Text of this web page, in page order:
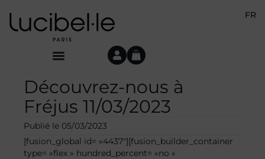
FR
Découvrez-nous à
Fréjus 11/03/2023
Publié le 05/03/2023
[fusion_global id= »4437″][fusion_builder_container
type= »flex » hundred_percent= »no »